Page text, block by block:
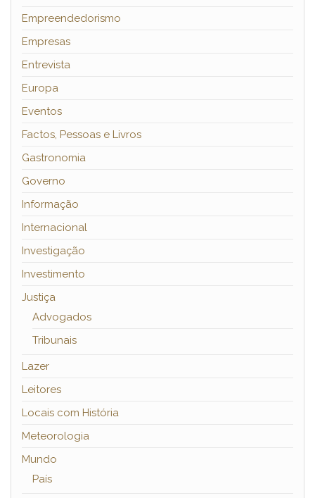
Empreendedorismo
Empresas
Entrevista
Europa
Eventos
Factos, Pessoas e Livros
Gastronomia
Governo
Informação
Internacional
Investigação
Investimento
Justiça
Advogados
Tribunais
Lazer
Leitores
Locais com História
Meteorologia
Mundo
País